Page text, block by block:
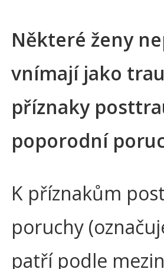
Některé ženy
vnímají jako
příznaky
poporodní
K příznakům
poruchy
patří podle